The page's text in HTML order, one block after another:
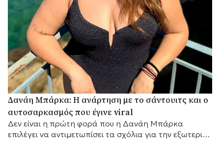
Δανάη Μπάρκα: Η ανάρτηση με το σάντουιτς και ο
αυτοσαρκασμός που έγινε viral
Δεν είναι η πρώτη φορά που η Δανάη Μπάρκα
επιλέγει να αντιμετωπίσει τα σχόλια για την εξωτερική